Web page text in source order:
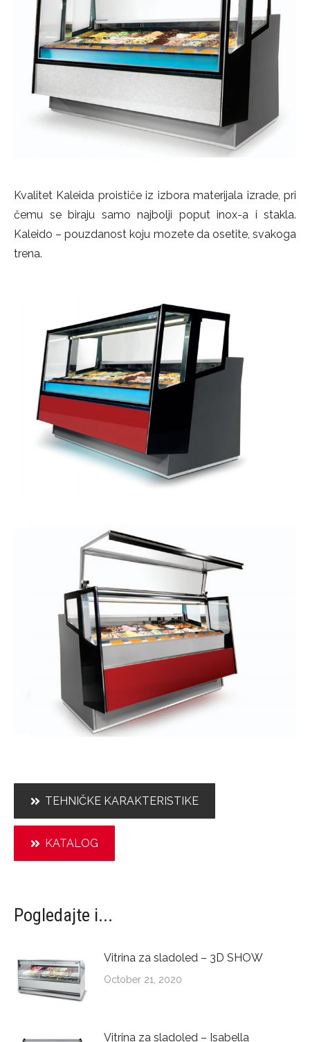
Kvalitet Kaleida proističe iz izbora materijala izrade, pri
čemu se biraju samo najbolji poput inox-a i stakla.
Kaleido – pouzdanost koju mozete da osetite, svakoga
trena.
TEHNIČKE KARAKTERISTIKE
KATALOG
Pogledajte i...
Vitrina za sladoled – 3D SHOW
October 21, 2020
Vitrina za sladoled – Isabella